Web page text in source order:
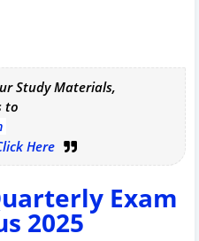
Study Materials,
to
Here
Exam
2025